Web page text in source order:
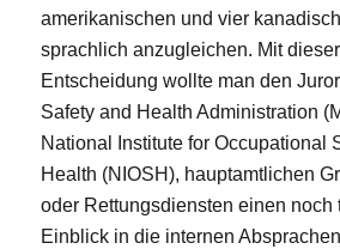
amerikanischen und vier
sprachlich anzugleichen. Mit dieser
Entscheidung wollte man den
Safety and Health Administration
National Institute for Occupational
Health (NIOSH), hauptamtlichen
oder Rettungsdiensten einen noch
Einblick in die internen